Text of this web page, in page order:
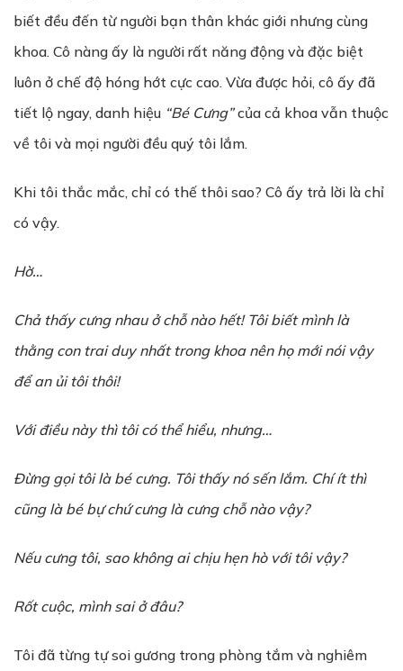
biết đều đến từ người bạn thân khác giới nhưng cùng
khoa. Cô nàng ấy là người rất năng động và đặc biệt
luôn ở chế độ hóng hớt cực cao. Vừa được hỏi, cô ấy đã
tiết lộ ngay, danh hiệu “Bé Cưng”của cả khoa vẫn thuộc
về tôi và mọi người đều quý tôi lắm.
Khi tôi thắc mắc, chỉ có thế thôi sao? Cô ấy trả lời là chỉ
có vậy.
Hờ…
Chảthấy cưng nhau ở chỗnào hết! Tôi biết mình là
thằng con trai duy nhất trong khoa nên họ mới nói vậy
để an ủi tôi thôi!
Vớiđiều này thìtôi cóthểhiểu, nhưng…
Đừng gọi tôi làbécưng. Tôi thấy nósến lắm. Chí ít thì
cũng làbébựchứcưng làcưng chỗnào vậy?
Nếu cưng tôi, sao không ai chịu hẹn hòvới tôi vậy?
Rốt cuộc, mình saiở đâu?
Tôi đã từng tự soi gương trong phòng tắm và nghiêm